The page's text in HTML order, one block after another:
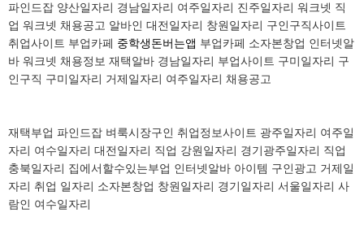
파인드잡 양산일자리 경남일자리 여주일자리 진주일자리 워크넷 직
업 워크넷 채용공고 알바인 대전일자리 창원일자리 구인구직사이트
취업사이트 부업카페 중학생돈버는앱 부업카페 소자본창업 인터넷알
바 워크넷 채용정보 재택알바 경남일자리 부업사이트 구미일자리 구
인구직 구미일자리 거제일자리 여주일자리 채용공고
재택부업 파인드잡 벼룩시장구인 취업정보사이트 광주일자리 여주일
자리 여수일자리 대전일자리 직업 강원일자리 경기광주일자리 직업
충북일자리 집에서할수있는부업 인터넷알바 아이템 구인광고 거제일
자리 취업 일자리 소자본창업 창원일자리 경기일자리 서울일자리 사
람인 여수일자리